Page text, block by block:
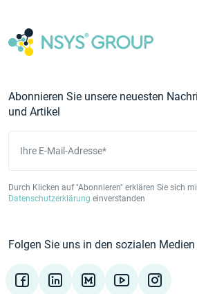
Abonnieren Sie unsere neuesten
und Artikel
Ihre E-Mail-Adresse*
Durch Klicken auf "Abonnieren" erklären Sie sich
Datenschutzerklärung einverstanden
Folgen Sie uns in den sozialen Medien